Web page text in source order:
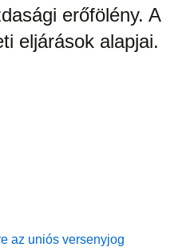
erőfölény. A
eljárások alapjai.
az uniós versenyjog